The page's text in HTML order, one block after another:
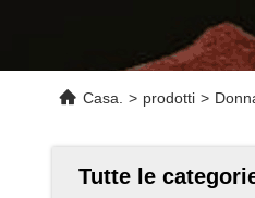
Casa. > prodotti >
Tutte le